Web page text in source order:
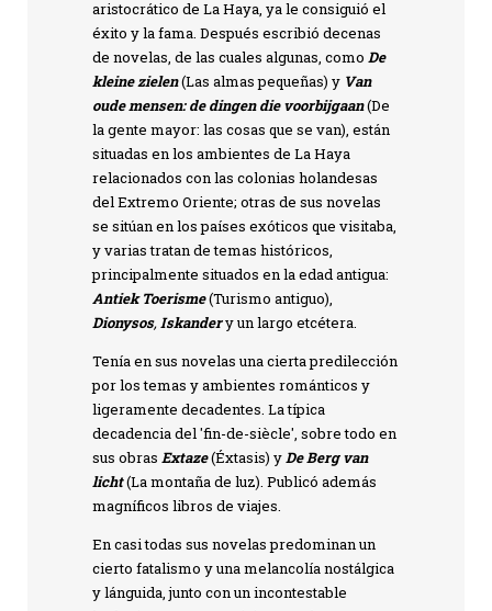
aristocrático de La Haya, ya le consiguió el
éxito y la fama. Después escribió decenas
de novelas, de las cuales algunas, como De
kleine zielen(Las almas pequeñas) y Van
oude mensen: de dingen die voorbijgaan(De
la gente mayor: las cosas que se van), están
situadas en los ambientes de La Haya
relacionados con las colonias holandesas
del Extremo Oriente; otras de sus novelas
se sitúan en los países exóticos que visitaba,
y varias tratan de temas históricos,
principalmente situados en la edad antigua:
Antiek Toerisme(Turismo antiguo),
Dionysos,Iskandery un largo etcétera.
Tenía en sus novelas una cierta predilección
por los temas y ambientes románticos y
ligeramente decadentes. La típica
decadencia del 'fin-de-siècle', sobre todo en
sus obras Extaze(Éxtasis) yDe Berg van
licht(La montaña de luz). Publicó además
magníficos libros de viajes.
En casi todas sus novelas predominan un
cierto fatalismo y una melancolía nostálgica
y lánguida, junto con un incontestable